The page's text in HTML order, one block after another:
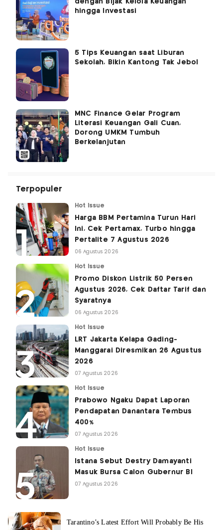
dengan Bijak Kelola Keuangan
hingga Investasi
5 Tips Keuangan saat Liburan
Sekolah, Bikin Kantong Tak Jebol
MNC Finance Gelar Program
Literasi Keuangan Gali Cuan,
Dorong UMKM Tumbuh
Berkelanjutan
Terpopuler
Hot Issue
Harga BBM Pertamina Turun Hari
Ini, Cek Pertamax, Turbo hingga
Pertalite 7 Agustus 2026
06 Agustus 2026
Hot Issue
Promo Diskon Listrik 50 Persen
Agustus 2026, Cek Daftar Tarif dan
Syaratnya
06 Agustus 2026
Hot Issue
LRT Jakarta Kelapa Gading-
Manggarai Diresmikan 26 Agustus
2026
07 Agustus 2026
Hot Issue
Prabowo Ngaku Dapat Laporan
Pendapatan Danantara Tembus
400%
07 Agustus 2026
Hot Issue
Istana Sebut Destry Damayanti
Masuk Bursa Calon Gubernur BI
07 Agustus 2026